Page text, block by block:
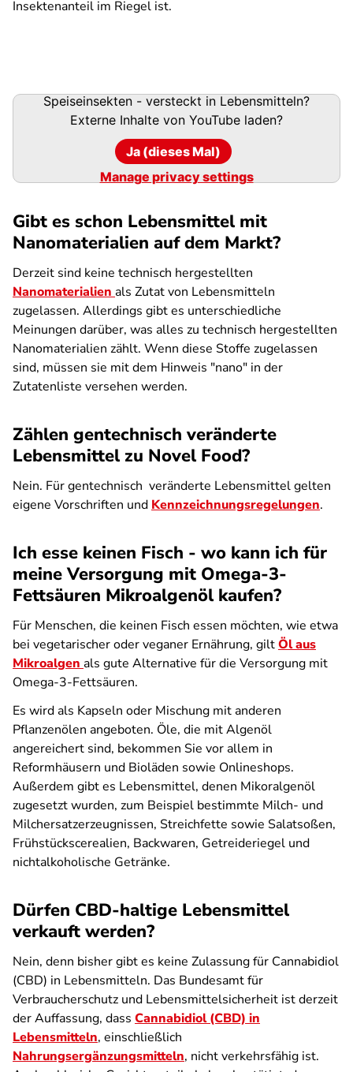
Insektenanteil im Riegel ist.
Speiseinsekten - versteckt in Lebensmitteln?
Externe Inhalte von YouTube laden?
Ja (dieses Mal)
Manage privacy settings
Gibt es schon Lebensmittel mit
Nanomaterialien auf dem Markt?
Derzeit sind keine technisch hergestellten
Nanomaterialien als Zutat von Lebensmitteln
zugelassen. Allerdings gibt es unterschiedliche
Meinungen darüber, was alles zu technisch hergestellten
Nanomaterialien zählt. Wenn diese Stoffe zugelassen
sind, müssen sie mit dem Hinweis "nano" in der
Zutatenliste versehen werden.
Zählen gentechnisch veränderte
Lebensmittel zu Novel Food?
Nein. Für gentechnisch veränderte Lebensmittel gelten
eigene Vorschriften und Kennzeichnungsregelungen.
Ich esse keinen Fisch - wo kann ich für
meine Versorgung mit Omega-3-
Fettsäuren Mikroalgenöl kaufen?
Für Menschen, die keinen Fisch essen möchten, wie etwa
bei vegetarischer oder veganer Ernährung, giltÖl aus
Mikroalgen als gute Alternative für die Versorgung mit
Omega-3-Fettsäuren.
Es wird als Kapseln oder Mischung mit anderen
Pflanzenölen angeboten. Öle, die mit Algenöl
angereichert sind, bekommen Sie vor allem in
Reformhäusern und Bioläden sowie Onlineshops.
Außerdem gibt es Lebensmittel, denen Mikoralgenöl
zugesetzt wurden, zum Beispiel bestimmte Milch- und
Milchersatzerzeugnissen, Streichfette sowie Salatsoßen,
Frühstückscerealien, Backwaren, Getreideriegel und
nichtalkoholische Getränke.
Dürfen CBD-haltige Lebensmittel
verkauft werden?
Nein, denn bisher gibt es keine Zulassung für Cannabidiol
(CBD) in Lebensmitteln. Das Bundesamt für
Verbraucherschutz und Lebensmittelsicherheit ist derzeit
der Auffassung, dass Cannabidiol (CBD) in
Lebensmitteln, einschließlich
Nahrungsergänzungsmitteln, nicht verkehrsfähig ist.